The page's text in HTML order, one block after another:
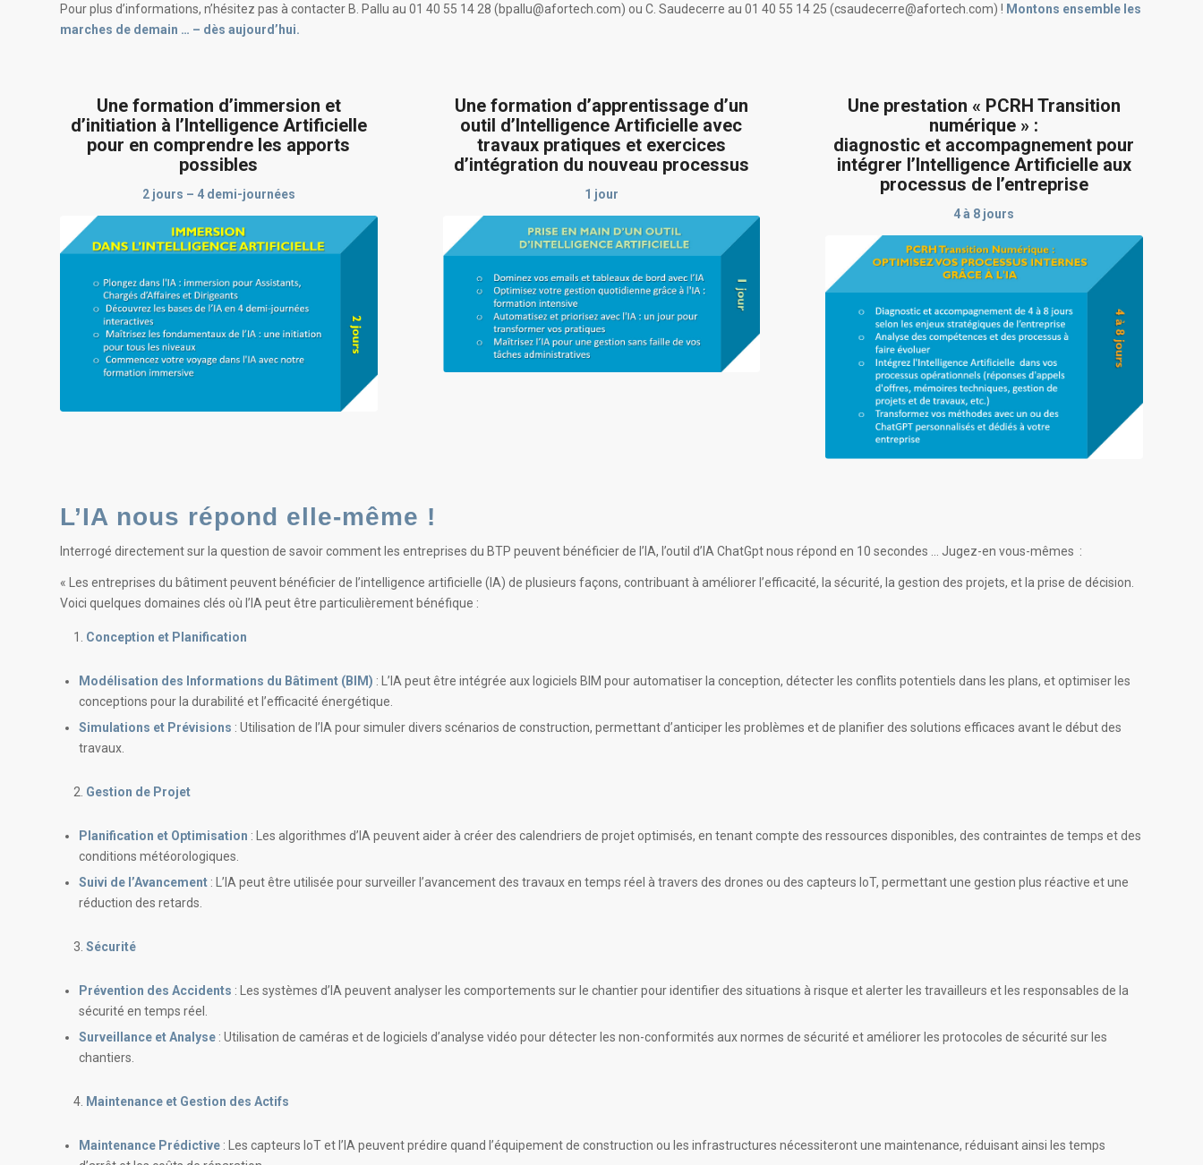
Pour plus d’informations, n’hésitez pas à contacter B. Pallu au 01 40 55 14 28 (bpallu@afortech.com) ou C. Saudecerre au 01 40 55 14 25 (csaudecerre@afortech.com) ! Montons ensemble les
marches de demain … – dès aujourd’hui.
Une formation d’immersion et
d’initiation à l’Intelligence Artificielle
pour en comprendre les apports
possibles
2 jours – 4 demi-journées
Une formation d’apprentissage d’un
outil d’Intelligence Artificielle avec
travaux pratiques et exercices
d’intégration du nouveau processus
1 jour
Une prestation « PCRH Transition
numérique » :
diagnostic et accompagnement pour
intégrer l’Intelligence Artificielle aux
processus de l’entreprise
4 à 8 jours
L’IA nous répond elle-même !
Interrogé directement sur la question de savoir comment les entreprises du BTP peuvent bénéficier de l’IA, l’outil d’IA ChatGpt nous répond en 10 secondes … Jugez-en vous-mêmes :
« Les entreprises du bâtiment peuvent bénéficier de l’intelligence artificielle (IA) de plusieurs façons, contribuant à améliorer l’efficacité, la sécurité, la gestion des projets, et la prise de décision.
Voici quelques domaines clés où l’IA peut être particulièrement bénéfique :
Conception et Planification
Modélisation des Informations du Bâtiment (BIM) : L’IA peut être intégrée aux logiciels BIM pour automatiser la conception, détecter les conflits potentiels dans les plans, et optimiser les
conceptions pour la durabilité et l’efficacité énergétique.
Simulations et Prévisions : Utilisation de l’IA pour simuler divers scénarios de construction, permettant d’anticiper les problèmes et de planifier des solutions efficaces avant le début des
travaux.
Gestion de Projet
Planification et Optimisation : Les algorithmes d’IA peuvent aider à créer des calendriers de projet optimisés, en tenant compte des ressources disponibles, des contraintes de temps et des
conditions météorologiques.
Suivi de l’Avancement : L’IA peut être utilisée pour surveiller l’avancement des travaux en temps réel à travers des drones ou des capteurs IoT, permettant une gestion plus réactive et une
réduction des retards.
Sécurité
Prévention des Accidents : Les systèmes d’IA peuvent analyser les comportements sur le chantier pour identifier des situations à risque et alerter les travailleurs et les responsables de la
sécurité en temps réel.
Surveillance et Analyse : Utilisation de caméras et de logiciels d’analyse vidéo pour détecter les non-conformités aux normes de sécurité et améliorer les protocoles de sécurité sur les
chantiers.
Maintenance et Gestion des Actifs
Maintenance Prédictive : Les capteurs IoT et l’IA peuvent prédire quand l’équipement de construction ou les infrastructures nécessiteront une maintenance, réduisant ainsi les temps